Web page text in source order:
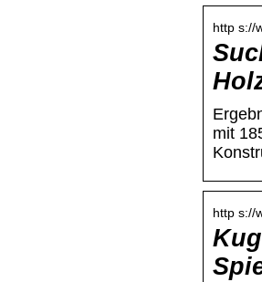
http s://
mit
http s://